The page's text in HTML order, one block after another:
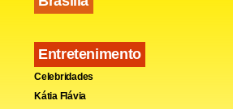
Entretenimento
Celebridades
Kátia Flávia